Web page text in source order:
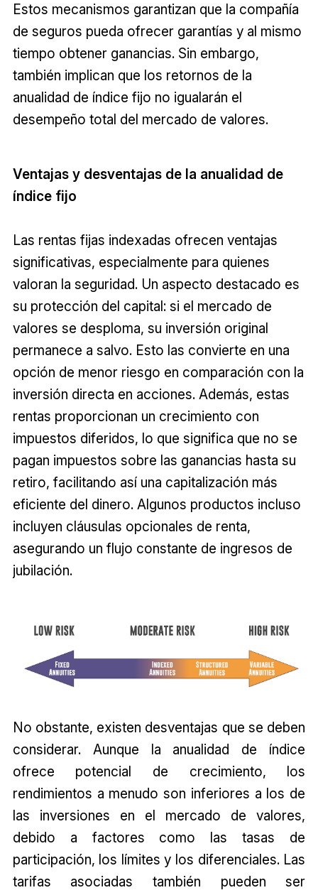
Estos mecanismos garantizan que la compañía
de seguros pueda ofrecer garantías y al mismo
tiempo obtener ganancias. Sin embargo,
también implican que los retornos de la
anualidad de índice fijo no igualarán el
desempeño total del mercado de valores.
Ventajas y desventajas de la anualidad de
índice fijo
Las rentas fijas indexadas ofrecen ventajas
significativas, especialmente para quienes
valoran la seguridad. Un aspecto destacado es
su protección del capital: si el mercado de
valores se desploma, su inversión original
permanece a salvo. Esto las convierte en una
opción de menor riesgo en comparación con la
inversión directa en acciones. Además, estas
rentas proporcionan un crecimiento con
impuestos diferidos, lo que significa que no se
pagan impuestos sobre las ganancias hasta su
retiro, facilitando así una capitalización más
eficiente del dinero. Algunos productos incluso
incluyen cláusulas opcionales de renta,
asegurando un flujo constante de ingresos de
jubilación.
No obstante, existen desventajas que se deben
considerar. Aunque la anualidad de índice
ofrece potencial de crecimiento, los
rendimientos a menudo son inferiores a los de
las inversiones en el mercado de valores,
debido a factores como las tasas de
participación, los límites y los diferenciales. Las
tarifas asociadas también pueden ser